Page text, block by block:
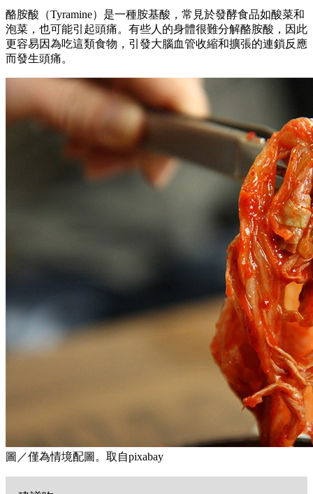
酪胺酸（Tyramine）是一種胺基酸，常見於發酵食品如酸菜和
泡菜，也可能引起頭痛。有些人的身體很難分解酪胺酸，因此
更容易因為吃這類食物，引發大腦血管收縮和擴張的連鎖反應
而發生頭痛。
圖／僅為情境配圖。取自pixabay